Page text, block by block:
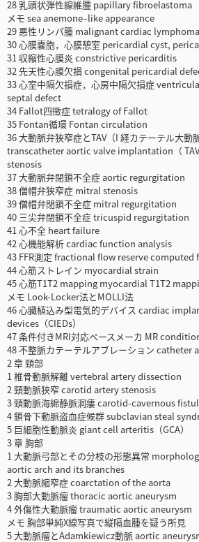
28 乳頭状弾性線維腫 papillary fibroelastoma
メモ sea anemone–like appearance
29 悪性リンパ腫 malignant cardiac lymphoma
30 心膜嚢胞，心膜憩室 pericardial cyst,
31 収縮性心膜炎 constrictive pericarditis
32 先天性心膜欠損 congenital pericardial
33 心室中隔欠損症，心房中隔欠損症
septal defect
34 Fallot四徴症 tetralogy of Fallot
35 Fontan循環 Fontan circulation
36 大動脈弁狭窄症とTAV（I 経カテーテル大動
transcatheter aortic valve implantation（
stenosis
37 大動脈弁閉鎖不全症 aortic regurgitation
38 僧帽弁狭窄症 mitral stenosis
39 僧帽弁閉鎖不全症 mitral regurgitation
40 三尖弁閉鎖不全症 tricuspid regurgitation
41 心不全 heart failure
42 心機能解析 cardiac function analysis
43 FFR測定 fractional flow reserve computed
44 心筋ストレイン myocardial strain
45 心筋T1T2 mapping myocardial T1T2
メモ Look-Locker法とMOLLI法
46 心臓植込み型電気的デバイス cardiac
devices（CIEDs）
47 条件付きMRI対応ペースメーカ MR
48 不整脈カテーテルアブレーション
2 章 頸部
1 椎骨動脈解離 vertebral artery dissection
2 頸動脈狭窄 carotid artery stenosis
3 頸動脈海綿静脈洞瘻 carotid-cavernous
4 鎖骨下動脈盗血症候群 subclavian steal
5 巨細胞性動脈炎 giant cell arteritis（GCA）
3 章 胸部
1 大動脈弓部とその分枝の形態異常
aortic arch and its branches
2 大動脈縮窄症 coarctation of the aorta
3 胸部大動脈瘤 thoracic aortic aneurysm
4 外傷性大動脈瘤 traumatic aortic aneurysm
メモ 胸部単純X線写真で縦隔血腫を疑う所見
5 大動脈瘤とAdamkiewicz動脈 aortic